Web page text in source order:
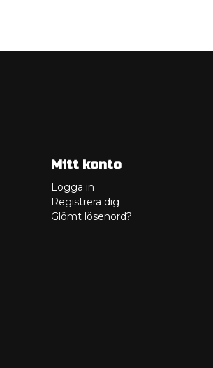
Mitt konto
Logga in
Registrera dig
Glömt lösenord?